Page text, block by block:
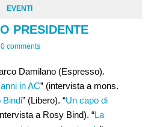
EVENTI
PRESIDENTE
0 comments
Damilano (Espresso).
in AC” (intervista a mons.
Bindi” (Libero). “Un capo di
a Rosy Bind). “La